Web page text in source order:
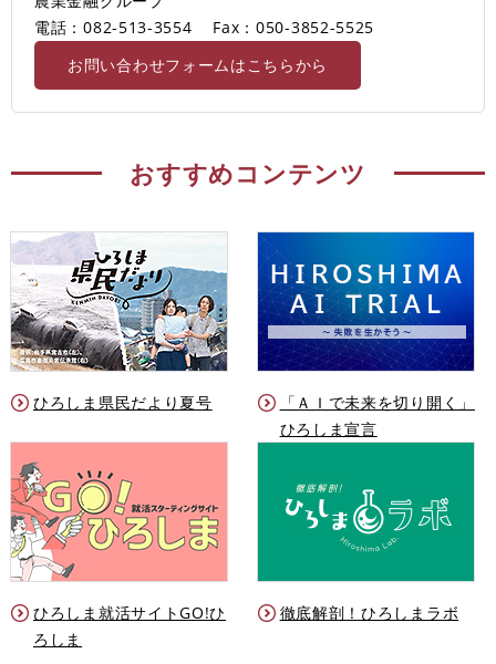
電話：082-513-3554
Fax：050-3852-5525
お問い合わせフォームはこちらから
おすすめコンテンツ
ひろしま県民だより夏号
「ＡＩで未来を切り開く」
ひろしま宣言
ひろしま就活サイトGO!ひ
ろしま
徹底解剖！ひろしまラボ